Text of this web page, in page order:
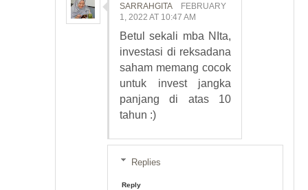
SARRAHGITA
FEBRUARY
1, 2022 AT 10:47 AM
Betul sekali mba NIta,
investasi di reksadana
saham memang cocok
untuk invest jangka
panjang di atas 10
tahun :)
Replies
Reply